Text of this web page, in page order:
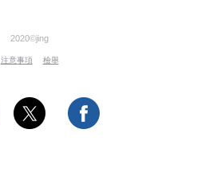
2020©jing
注意事項 檢舉